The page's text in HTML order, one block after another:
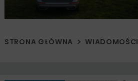
STRONA GŁÓWNA WIADOMOŚCI